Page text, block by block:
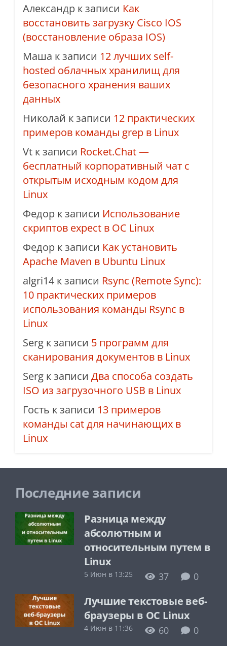
Александр к записи Как
восстановить загрузку Cisco IOS
(восстановление образа IOS)
Маша к записи 12 лучших self-
hosted облачных хранилищ для
безопасного хранения ваших
данных
Николай к записи 12 практических
примеров команды grep в Linux
Vt к записи Rocket.Chat —
бесплатный корпоративный чат с
открытым исходным кодом для
Linux
Федор к записи Использование
скриптов expect в ОС Linux
Федор к записи Как установить
Apache Maven в Ubuntu Linux
algri14 к записи Rsync (Remote Sync):
10 практических примеров
использования команды Rsync в
Linux
Serg к записи 5 программ для
сканирования документов в Linux
Serg к записи Два способа создать
ISO из загрузочного USB в Linux
Гость к записи 13 примеров
команды cat для начинающих в
Linux
Последние записи
Разница между
абсолютным и
относительным путем в
Linux
5 Июн в 13:25 37 0
Лучшие текстовые веб-
браузеры в ОС Linux
4 Июн в 11:36 60 0